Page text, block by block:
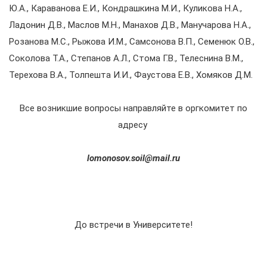
Ю.А., Караванова Е.И., Кондрашкина М.И., Куликова Н.А.,
Ладонин Д.В., Маслов М.Н., Манахов Д.В., Манучарова Н.А.,
Розанова М.С., Рыжова И.М., Самсонова В.П., Семенюк О.В.,
Соколова Т.А., Степанов А.Л., Стома Г.В., Телеснина В.М.,
Терехова В.А., Толпешта И.И., Фаустова Е.В., Хомяков Д.М.
Все возникшие вопросы направляйте в оргкомитет по
адресу
lomonosov.soil@mail.ru
До встречи в Университете!